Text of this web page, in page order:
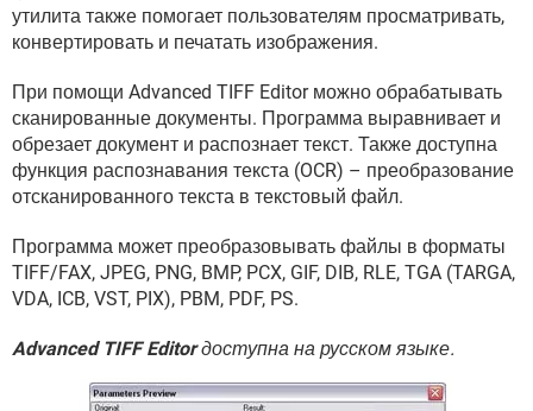
YANDEX
утилита также помогает пользователям просматривать,
конвертировать и печатать изображения.
При помощи Advanced TIFF Editor можно обрабатывать
сканированные документы. Программа выравнивает и
обрезает документ и распознает текст. Также доступна
функция распознавания текста (OCR) – преобразование
отсканированного текста в текстовый файл.
Программа может преобразовывать файлы в форматы
TIFF/FAX, JPEG, PNG, BMP, PCX, GIF, DIB, RLE, TGA (TARGA,
VDA, ICB, VST, PIX), PBM, PDF, PS.
Advanced TIFF Editorдоступна на русском языке.